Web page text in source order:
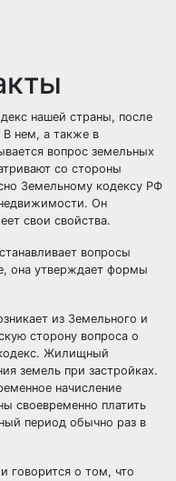
нашей страны, после
нем, а также в
вопрос земельных
со стороны
Земельному кодексу РФ
Он
свои свойства.
вопросы
она утверждает формы
из Земельного и
сторону вопроса о
Жилищный
земель при застройках.
начисление
своевременно платить
период обычно раз в
говорится о том, что